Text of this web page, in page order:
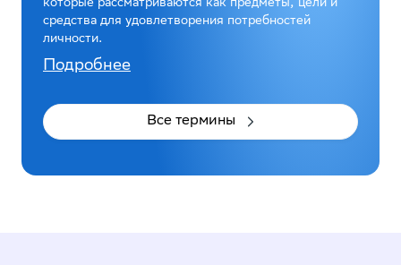
которые рассматриваются как предметы, цели и
средства для удовлетворения потребностей
личности.
Подробнее
Все термины